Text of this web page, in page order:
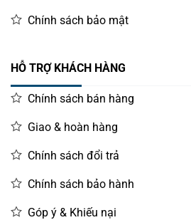
Chính sách bảo mật
HỖ TRỢ KHÁCH HÀNG
Chính sách bán hàng
Giao & hoàn hàng
Chính sách đổi trả
Chính sách bảo hành
Góp ý & Khiếu nại